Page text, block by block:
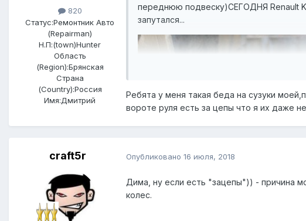
820
Статус:Ремонтник Авто
(Repairman)
Н.П:(town)Hunter
Область
(Region):Брянская
Страна
(Country):Россия
Имя:Дмитрий
переднюю подвеску)СЕГОДНЯ Renault
запутался...
Ребята у меня такая беда на сузуки
вороте руля есть за цепы что я их даже
craft5r Опубликовано 16 июля, 2018
Дима, ну если есть "зацепы")) - причина
колес.